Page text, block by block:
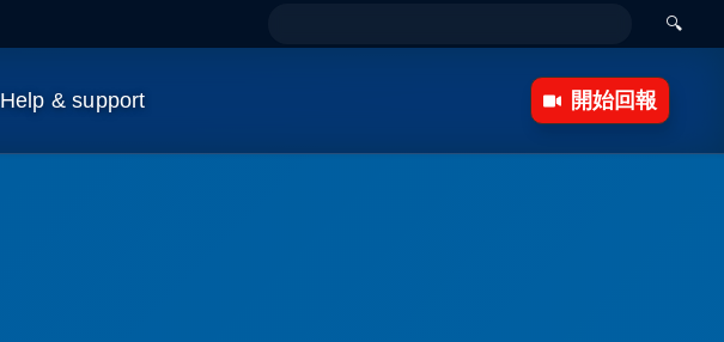
🔍
Help & support 開始回報